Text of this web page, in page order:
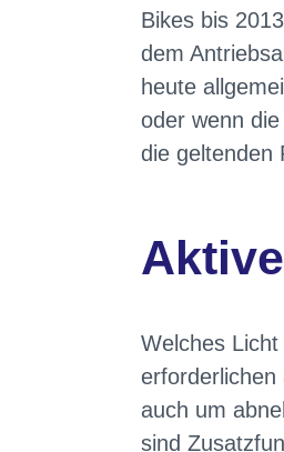
Bikes bis
dem
heute
oder wenn
die geltenden
Welches
erforderlichen
auch um
sind